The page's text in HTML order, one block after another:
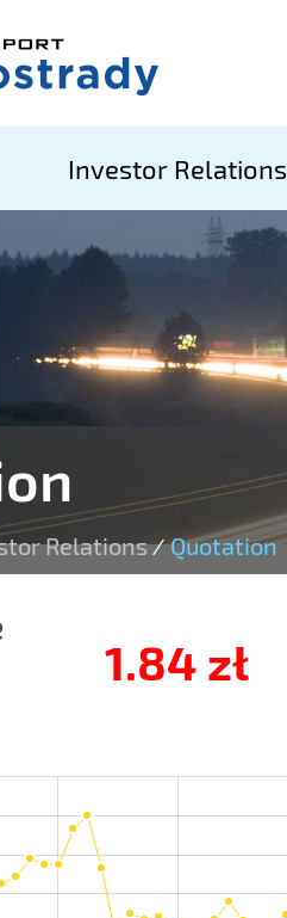
Investor Relations
Relations/ Quotation
1.84 zł